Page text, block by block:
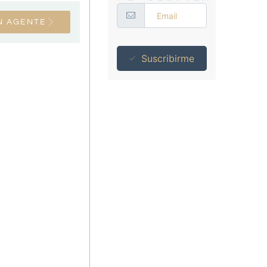
AGENTE
Suscribirme